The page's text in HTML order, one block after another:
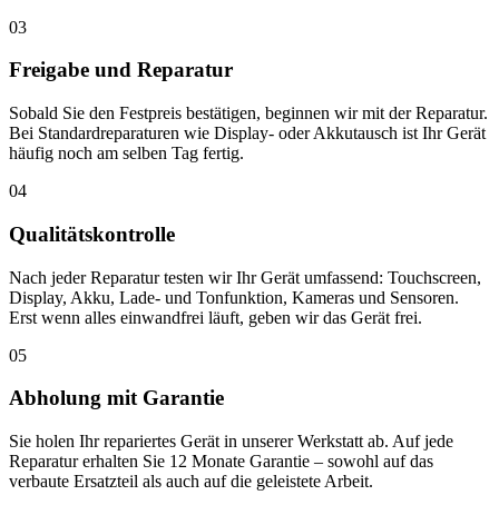
03
Freigabe und Reparatur
Sobald Sie den Festpreis bestätigen, beginnen wir mit der Reparatur.
Bei Standardreparaturen wie Display- oder Akkutausch ist Ihr Gerät
häufig noch am selben Tag fertig.
04
Qualitätskontrolle
Nach jeder Reparatur testen wir Ihr Gerät umfassend: Touchscreen,
Display, Akku, Lade- und Tonfunktion, Kameras und Sensoren.
Erst wenn alles einwandfrei läuft, geben wir das Gerät frei.
05
Abholung mit Garantie
Sie holen Ihr repariertes Gerät in unserer Werkstatt ab. Auf jede
Reparatur erhalten Sie 12 Monate Garantie – sowohl auf das
verbaute Ersatzteil als auch auf die geleistete Arbeit.